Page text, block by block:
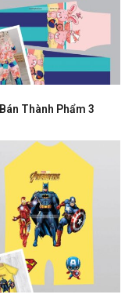
Thành Phẩm 3